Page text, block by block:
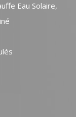
Eau Solaire,